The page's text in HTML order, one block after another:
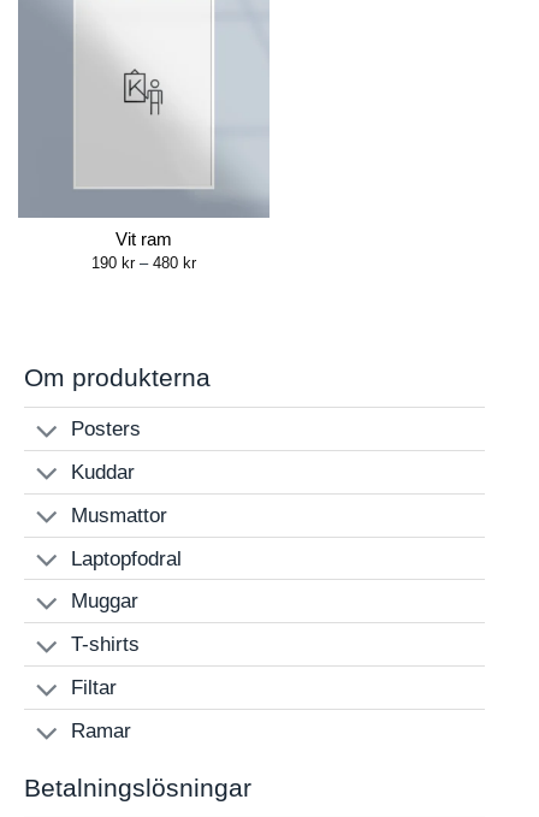
Vit ram
190 kr – 480 krPrice
Om produkterna
Posters
Kuddar
Musmattor
Laptopfodral
Muggar
T-shirts
Filtar
Ramar
Betalningslösningar